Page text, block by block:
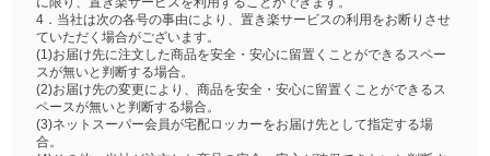
4．当社は次の各号の事由により、置き楽サービスの利用をお断りさせ
ていただく場合がございます。
(1)お届け先に注文した商品を安全・安心に留置くことができるスペー
スが無いと判断する場合。
(2)お届け先の変更により、商品を安全・安心に留置くことができるス
ペースが無いと判断する場合。
(3)ネットスーパー会員が宅配ロッカーをお届け先として指定する場
合。